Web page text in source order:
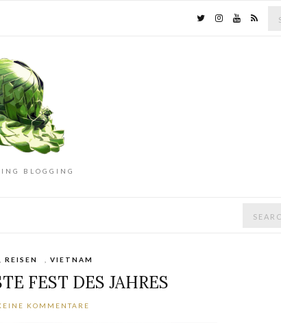
for:
BLOGGING
for:
,REISEN ,VIETNAM
FEST DES JAHRES
KOMMENTARE